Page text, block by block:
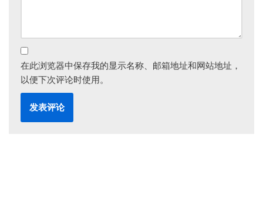
在此浏览器中保存我的显示名称、邮箱地址和网站地址，
以便下次评论时使用。